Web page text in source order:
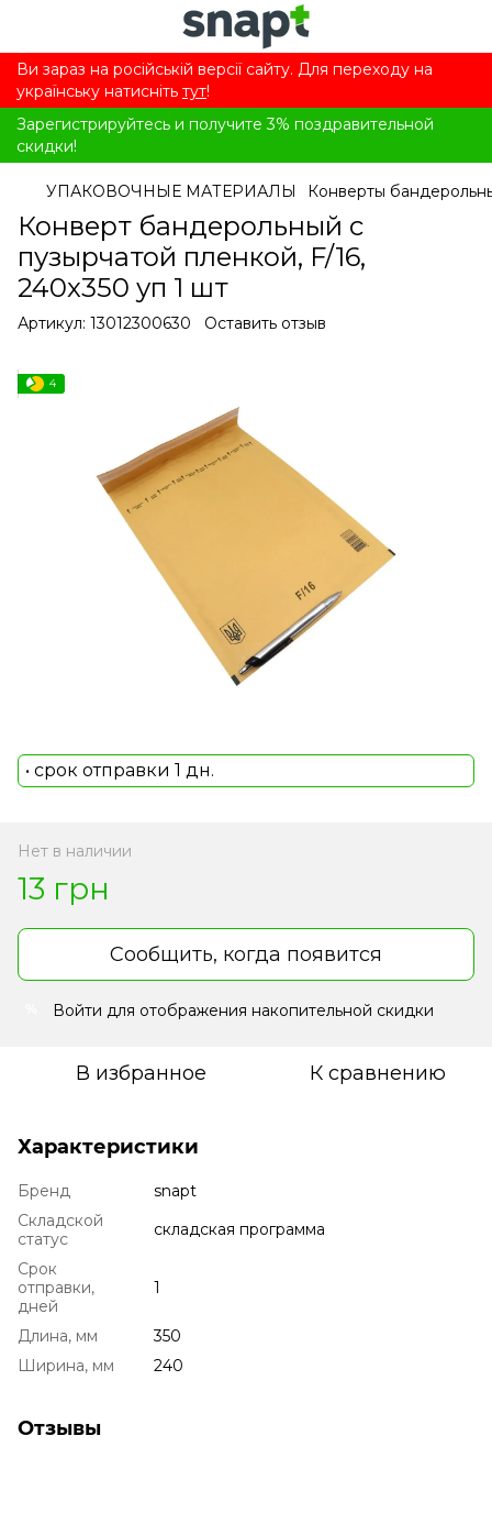
Ви зараз на російській версії сайту. Для переходу на
українську натисніть тут!
Зарегистрируйтесь и получите 3% поздравительной
скидки!
УПАКОВОЧНЫЕ МАТЕРИАЛЫ Конверты
Конверт бандерольный с
пузырчатой ​​пленкой, F/16,
240x350 уп 1 шт
Артикул: 13012300630 Оставить отзыв
4
• срок отправки 1 дн.
Нет в наличии
13 грн
Сообщить, когда появится
Войти для отображения накопительной скидки
В избранное К сравнению
Характеристики
Бренд
snapt
Складской
статус
складская программа
Срок
отправки,
дней
1
Длина, мм
350
Ширина, мм
240
Отзывы